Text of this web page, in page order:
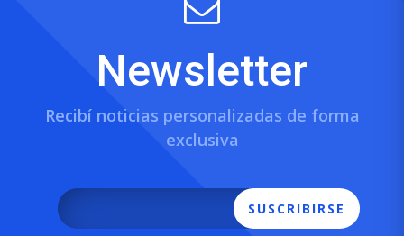
Newsletter
Recibí noticias personalizadas de forma
exclusiva
SUSCRIBIRSE